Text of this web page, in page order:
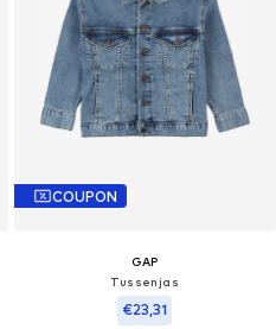
COUPON
GAP
Tussenjas
€23,31